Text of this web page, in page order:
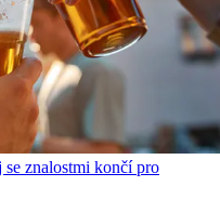
znalostmi končí pro